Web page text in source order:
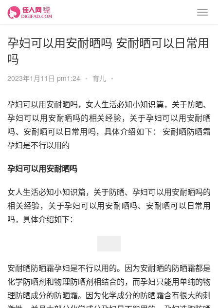
孕妇可以用安耐晒吗 安耐晒可以日常用
吗
2023年1月11日 pm1:24 • 育儿 •
孕妇可以用安耐晒吗，女人生活必知小知识篇，关于防晒、
孕妇可以用安耐晒吗的相关经验，关于孕妇可以用安耐晒
吗、安耐晒可以日常用吗，具体介绍如下： 安耐晒防晒霜
孕妇是不行以用的
孕妇可以用安耐晒吗
女人生活必知小知识篇，关于防晒、孕妇可以用安耐晒吗的
相关经验，关于孕妇可以用安耐晒吗、安耐晒可以日常用
吗，具体介绍如下：
安耐晒防晒霜孕妇是不行以用的。因为安耐晒的防晒霜都是
化学防晒剂和物理防晒剂相结合的，而孕妇只能用单纯的物
理防晒成分的防晒霜。因为化学成分的防晒霜含有很大的刺